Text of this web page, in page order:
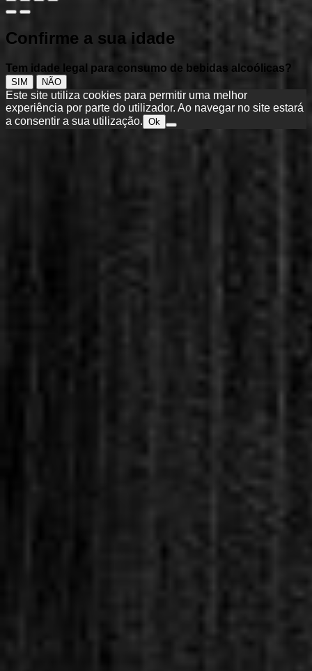
top
Confirme a sua idade
Tem idade legal para consumo de bebidas alcoólicas?
SIM NÃO
Este site utiliza cookies para permitir uma melhor
experiência por parte do utilizador. Ao navegar no site estará
a consentir a sua utilização. Ok